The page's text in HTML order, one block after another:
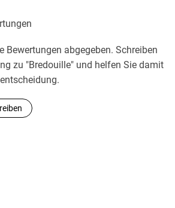
Bewertungen abgegeben. Schreiben
zu "Bredouille" und helfen Sie damit